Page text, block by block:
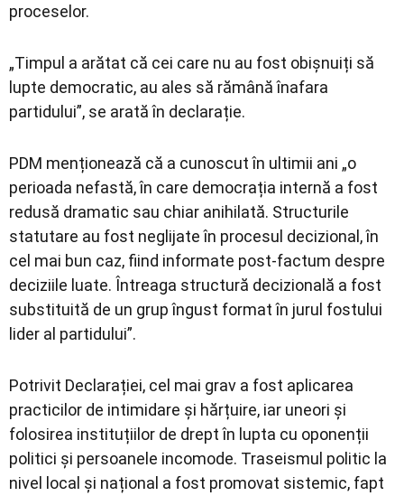
proceselor.
„Timpul a arătat că cei care nu au fost obișnuiți să
lupte democratic, au ales să rămână înafara
partidului”, se arată în declarație.
PDM menționează că a cunoscut în ultimii ani „o
perioada nefastă, în care democrația internă a fost
redusă dramatic sau chiar anihilată. Structurile
statutare au fost neglijate în procesul decizional, în
cel mai bun caz, fiind informate post-factum despre
deciziile luate. Întreaga structură decizională a fost
substituită de un grup îngust format în jurul fostului
lider al partidului”.
Potrivit Declarației, cel mai grav a fost aplicarea
practicilor de intimidare și hărțuire, iar uneori și
folosirea instituțiilor de drept în lupta cu oponenții
politici și persoanele incomode. Traseismul politic la
nivel local și național a fost promovat sistemic, fapt